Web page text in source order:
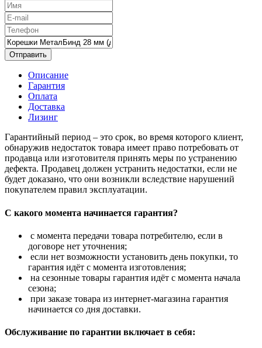
Отправить
Описание
Гарантия
Оплата
Доставка
Лизинг
Гарантийный период – это срок, во время которого клиент,
обнаружив недостаток товара имеет право потребовать от
продавца или изготовителя принять меры по устранению
дефекта. Продавец должен устранить недостатки, если не
будет доказано, что они возникли вследствие нарушений
покупателем правил эксплуатации.
С какого момента начинается гарантия?
с момента передачи товара потребителю, если в
договоре нет уточнения;
если нет возможности установить день покупки, то
гарантия идёт с момента изготовления;
на сезонные товары гарантия идёт с момента начала
сезона;
при заказе товара из интернет-магазина гарантия
начинается со дня доставки.
Обслуживание по гарантии включает в себя: